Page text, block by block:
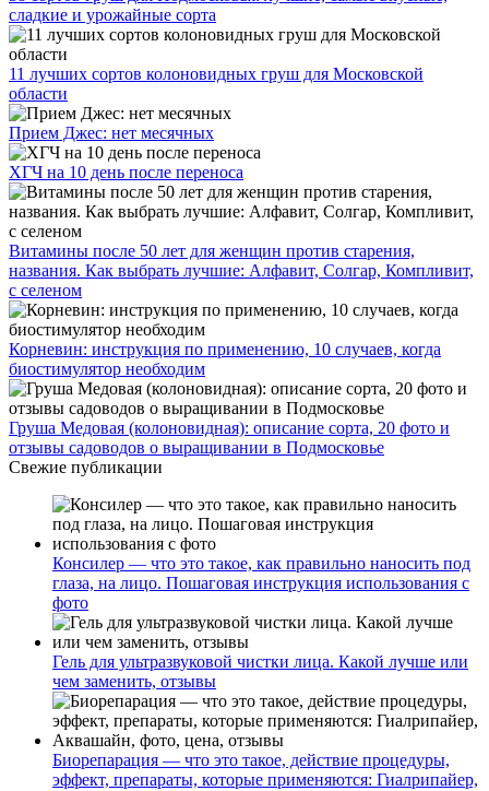
сладкие и урожайные сорта
11 лучших сортов колоновидных груш для Московской
области
Прием Джес: нет месячных
ХГЧ на 10 день после переноса
Витамины после 50 лет для женщин против старения,
названия. Как выбрать лучшие: Алфавит, Солгар, Компливит,
с селеном
Корневин: инструкция по применению, 10 случаев, когда
биостимулятор необходим
Груша Медовая (колоновидная): описание сорта, 20 фото и
отзывы садоводов о выращивании в Подмосковье
Свежие публикации
Консилер — что это такое, как правильно наносить под
глаза, на лицо. Пошаговая инструкция использования с
фото
Гель для ультразвуковой чистки лица. Какой лучше или
чем заменить, отзывы
Биорепарация — что это такое, действие процедуры,
эффект, препараты, которые применяются: Гиалрипайер,